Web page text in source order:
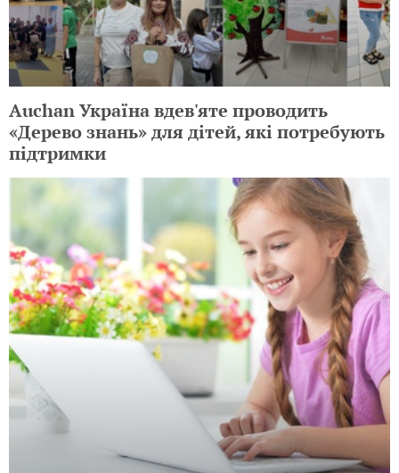
Auchan Україна вдев'яте проводить
«Дерево знань» для дітей, які потребують
підтримки